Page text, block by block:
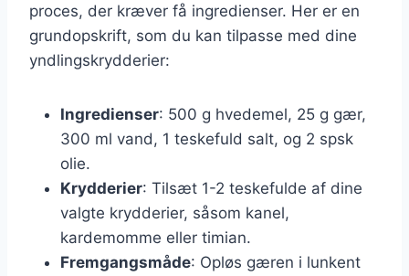
proces, der kræver få ingredienser. Her er en
grundopskrift, som du kan tilpasse med dine
yndlingskrydderier:
Ingredienser: 500 g hvedemel, 25 g gær,
300 ml vand, 1 teskefuld salt, og 2 spsk
olie.
Krydderier: Tilsæt 1-2 teskefulde af dine
valgte krydderier, såsom kanel,
kardemomme eller timian.
Fremgangsmåde: Opløs gæren i lunkent